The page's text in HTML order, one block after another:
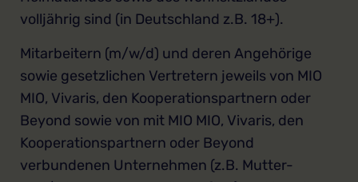
volljährig sind (in Deutschland z.B. 18+).
Mitarbeitern (m/w/d) und deren Angehörige
sowie gesetzlichen Vertretern jeweils von MIO
MIO, Vivaris, den Kooperationspartnern oder
Beyond sowie von mit MIO MIO, Vivaris, den
Kooperationspartnern oder Beyond
verbundenen Unternehmen (z.B. Mutter-